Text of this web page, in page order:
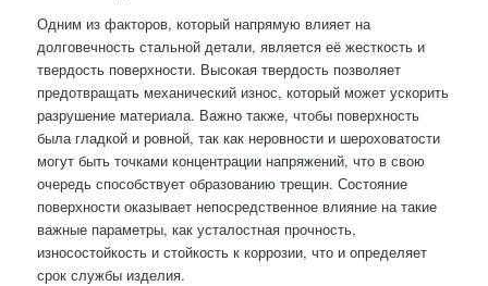
Одним из факторов, который напрямую влияет на
долговечность стальной детали, является её жесткость и
твердость поверхности. Высокая твердость позволяет
предотвращать механический износ, который может ускорить
разрушение материала. Важно также, чтобы поверхность
была гладкой и ровной, так как неровности и шероховатости
могут быть точками концентрации напряжений, что в свою
очередь способствует образованию трещин. Состояние
поверхности оказывает непосредственное влияние на такие
важные параметры, как усталостная прочность,
износостойкость и стойкость к коррозии, что и определяет
срок службы изделия.